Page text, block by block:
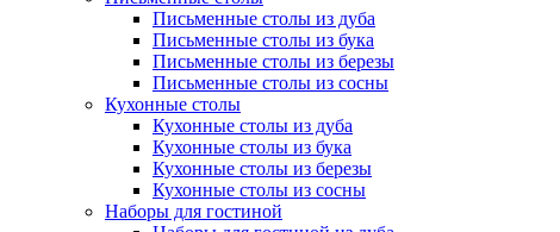
Письменные столы из дуба
Письменные столы из бука
Письменные столы из березы
Письменные столы из сосны
Кухонные столы
Кухонные столы из дуба
Кухонные столы из бука
Кухонные столы из березы
Кухонные столы из сосны
Наборы для гостиной